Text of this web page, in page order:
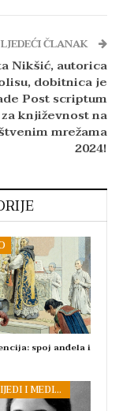
ČLANAK
Nikšić, autorica
dobitnica je
Post scriptum
za književnost na
mrežama
2024!
spoj anđela i
PROPOVIJEDI I MEDITACIJE